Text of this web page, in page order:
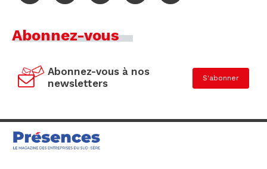
Abonnez-vous
Abonnez-vous à nos
newsletters
S'abonner